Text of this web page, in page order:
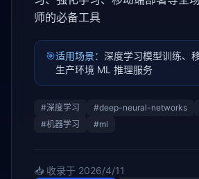
师的必备工具
🎯适用场景： 深度学习模型训练、
生产环境 ML 推理服务
#深度学习 #deep-neural-networks
#机器学习 #ml
📥 收录于 2026/4/11